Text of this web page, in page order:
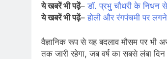
ये खबरें भी पढ़ें–डॉ. प्रभु चौधरी के निधन
ये खबरें भी पढ़ें–होली और रंगपंचमी पर
वैज्ञानिक रूप से यह बदलाव मौसम पर भी
तक जारी रहेगा, जब वर्ष का सबसे लंबा